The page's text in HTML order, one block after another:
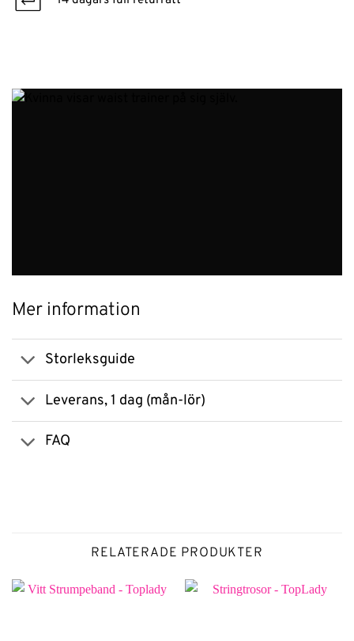
Mer information
Storleksguide
Leverans, 1 dag (mån-lör)
FAQ
RELATERADE PRODUKTER